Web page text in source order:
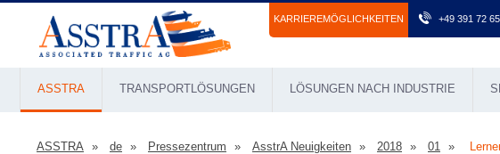
KARRIEREMÖGLICHKEITEN +49 391 72
ASSTRA TRANSPORTLÖSUNGEN LÖSUNGEN NACH INDUSTRIE
ASSTRA de Pressezentrum AsstrA Neuigkeiten 2018 01